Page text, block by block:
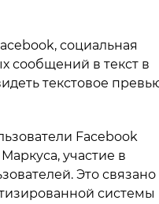
социальная
сообщений в текст в
текстовое
Facebook
участие в
Это связано
системы